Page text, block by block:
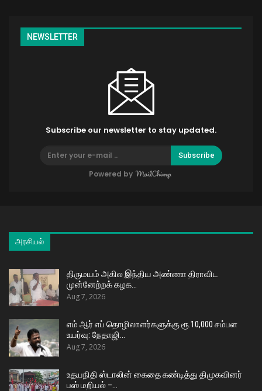
NEWSLETTER
Subscribe our newsletter to stay updated.
Subscribe
Powered by
அரசியல்
திருமயம் அகில இந்திய அண்ணா திராவிட
முன்னேற்றக் கழக…
Aug 7, 2026
எம் ஆர் எப் தொழிலாளர்களுக்கு ரூ.10,000 சம்பள
உயர்வு: நேதாஜி…
Aug 7, 2026
உதயநிதி ஸ்டாலின் கைதை கண்டித்து திமுகவினர்
பஸ் மறியல் –…